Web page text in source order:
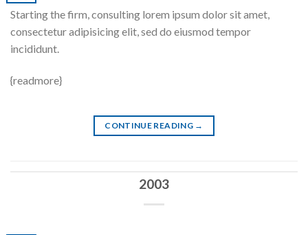
Starting the firm, consulting lorem ipsum dolor sit amet,
consectetur adipisicing elit, sed do eiusmod tempor
incididunt.
{readmore}
CONTINUE READING →
2003